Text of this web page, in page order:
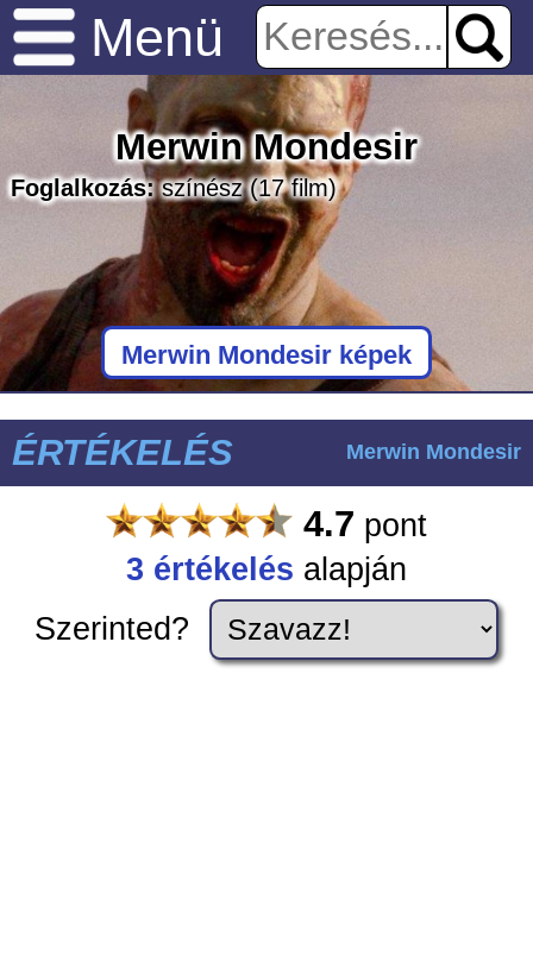
Menü
Merwin Mondesir
Foglalkozás:színész(17 film)
Merwin Mondesir képek
ÉRTÉKELÉS Merwin Mondesir
4.7 pont
3 értékelés alapján
Szerinted?